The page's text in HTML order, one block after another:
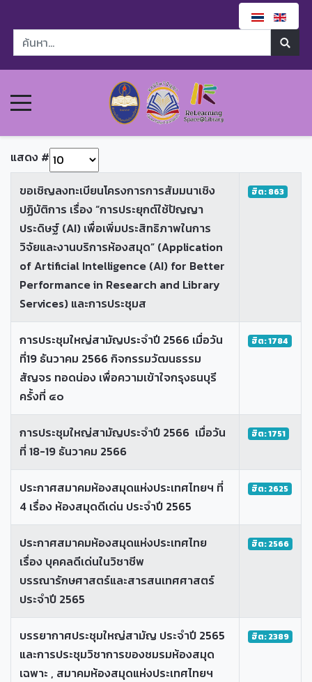
แสดง #
ขอเชิญลงทะเบียนโครงการการสัมมนาเชิง
ปฏิบัติการ เรื่อง “การประยุกต์ใช้ปัญญา
ประดิษฐ์ (AI) เพื่อเพิ่มประสิทธิภาพในการ
วิจัยและงานบริการห้องสมุด” (Application
of Artificial Intelligence (AI) for Better
Performance in Research and Library
Services) และการประชุมส
ฮิต: 863
การประชุมใหญ่สามัญประจำปี 2566 เมื่อวัน
ที่19 ธันวาคม 2566 กิจกรรมวัฒนธรรม
สัญจร ทอดน่อง เพื่อความเข้าใจกรุงธนบุรี
ครั้งที่ ๔๐
ฮิต: 1784
การประชุมใหญ่สามัญประจำปี 2566 เมื่อวัน
ที่ 18-19 ธันวาคม 2566
ฮิต: 1751
ประกาศสมาคมห้องสมุดแห่งประเทศไทยฯ ที่
4 เรื่อง ห้องสมุดดีเด่น ประจำปี 2565
ฮิต: 2625
ประกาศสมาคมห้องสมุดแห่งประเทศไทย
เรื่อง บุคคลดีเด่นในวิชาชีพ
บรรณารักษศาสตร์และสารสนเทศศาสตร์
ประจำปี 2565
ฮิต: 2566
บรรยากาศประชุมใหญ่สามัญ ประจำปี 2565
และการประชุมวิชาการของชมรมห้องสมุด
เฉพาะ , สมาคมห้องสมุดแห่งประเทศไทยฯ
ฮิต: 2389